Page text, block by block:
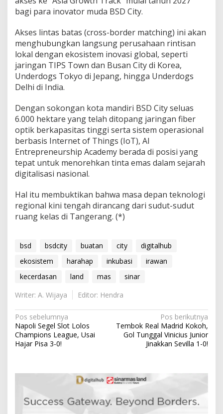
bagi para inovator muda BSD City.
Akses lintas batas (cross-border matching) ini akan
menghubungkan langsung perusahaan rintisan
lokal dengan ekosistem inovasi global, seperti
jaringan TIPS Town dan Busan City di Korea,
Underdogs Tokyo di Jepang, hingga Underdogs
Delhi di India.
Dengan sokongan kota mandiri BSD City seluas
6.000 hektare yang telah ditopang jaringan fiber
optik berkapasitas tinggi serta sistem operasional
berbasis Internet of Things (IoT), AI
Entrepreneurship Academy berada di posisi yang
tepat untuk menorehkan tinta emas dalam sejarah
digitalisasi nasional.
Hal itu membuktikan bahwa masa depan teknologi
regional kini tengah dirancang dari sudut-sudut
ruang kelas di Tangerang. (*)
bsd bsdcity buatan city
digitalhub
ekosistem
harahap inkubasi
irawan
kecerdasan
land mas
sinar
Writer: A. Wijaya
Editor: Hendra
N
a
v
g
Pos sebelumnya
Napoli Segel Slot Lolos
Champions League, Usai
Hajar Pisa 3-0!
Pos berikutnya
Tembok Real Madrid Kokoh,
Gol Tunggal Vinicius Junior
Jinakkan Sevilla 1-0!